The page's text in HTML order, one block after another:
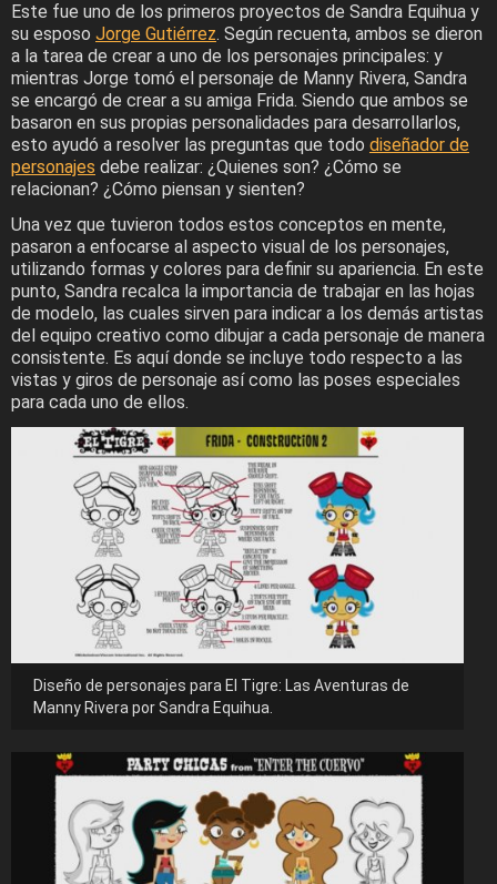
Este fue uno de los primeros proyectos de Sandra Equihua y
su esposo Jorge Gutiérrez. Según recuenta, ambos se dieron
a la tarea de crear a uno de los personajes principales: y
mientras Jorge tomó el personaje de Manny Rivera, Sandra
se encargó de crear a su amiga Frida. Siendo que ambos se
basaron en sus propias personalidades para desarrollarlos,
esto ayudó a resolver las preguntas que todo diseñador de
personajes debe realizar: ¿Quienes son? ¿Cómo se
relacionan? ¿Cómo piensan y sienten?
Una vez que tuvieron todos estos conceptos en mente,
pasaron a enfocarse al aspecto visual de los personajes,
utilizando formas y colores para definir su apariencia. En este
punto, Sandra recalca la importancia de trabajar en las hojas
de modelo, las cuales sirven para indicar a los demás artistas
del equipo creativo como dibujar a cada personaje de manera
consistente. Es aquí donde se incluye todo respecto a las
vistas y giros de personaje así como las poses especiales
para cada uno de ellos.
Diseño de personajes para El Tigre: Las Aventuras de
Manny Rivera por Sandra Equihua.